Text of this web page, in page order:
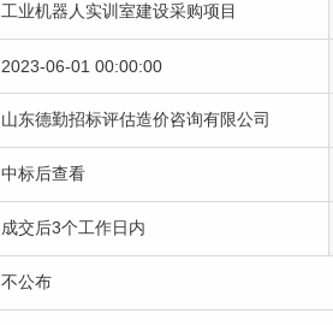
工业机器人实训室建设采购项目
2023-06-01 00:00:00
山东德勤招标评估造价咨询有限公司
中标后查看
成交后3个工作日内
不公布